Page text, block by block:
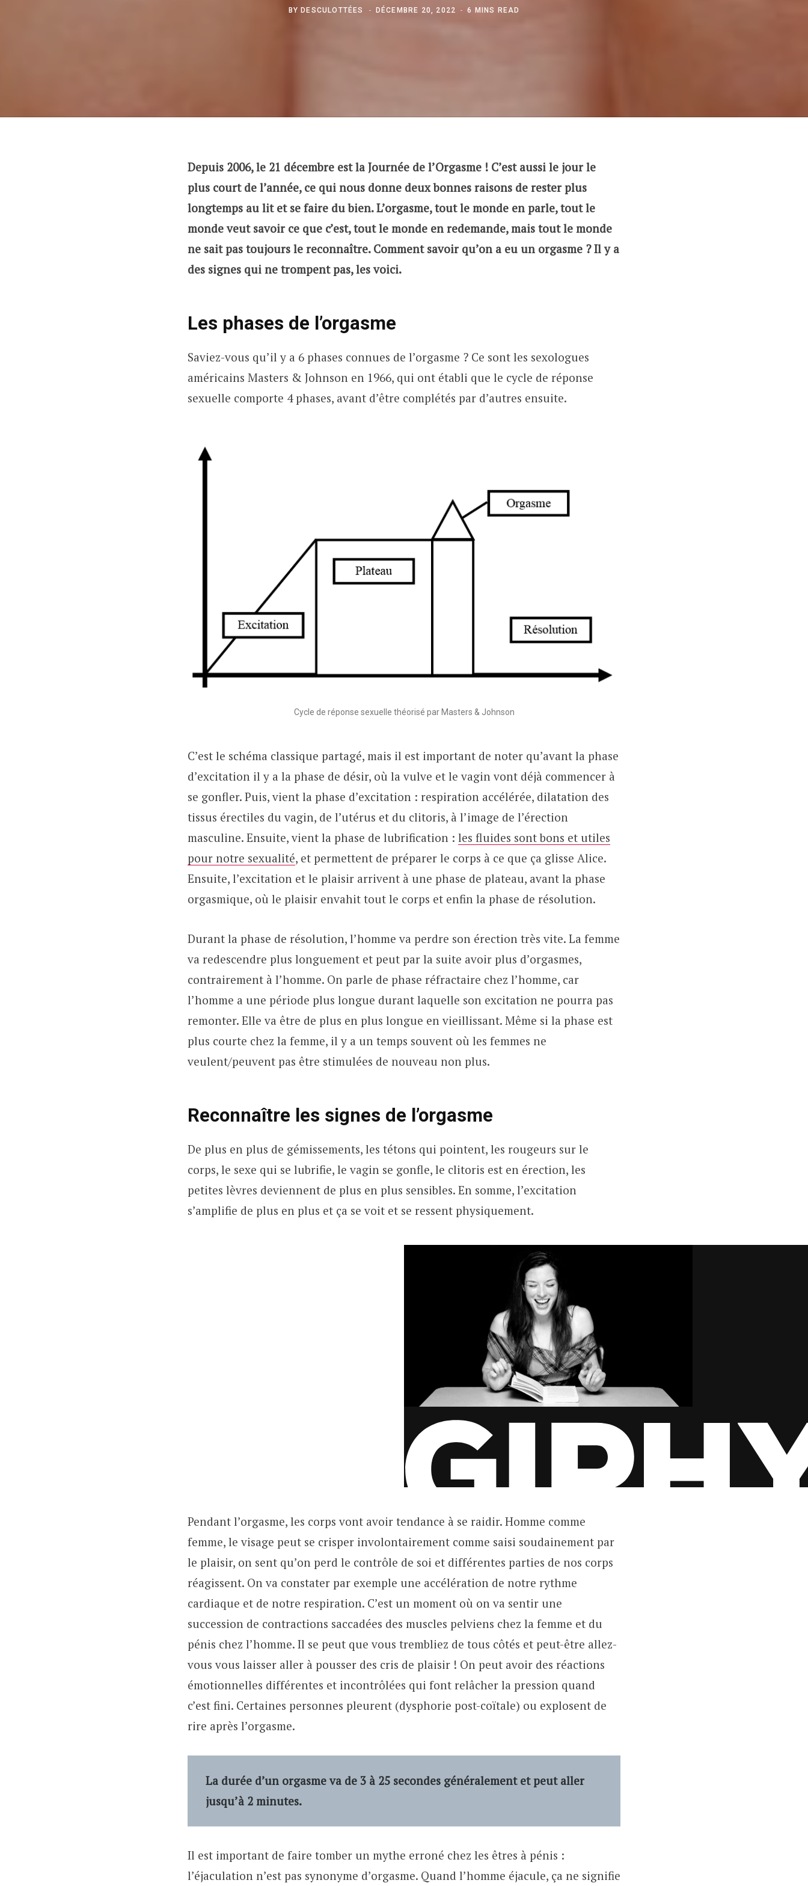
BY DESCULOTTÉES DÉCEMBRE 20, 2022 6 MINS READ
Depuis 2006, le 21 décembre est la Journée de l’Orgasme ! C’est aussi le jour le
plus court de l’année, ce qui nous donne deux bonnes raisons de rester plus
longtemps au lit et se faire du bien. L’orgasme, tout le monde en parle, tout le
monde veut savoir ce que c’est, tout le monde en redemande, mais tout le monde
ne sait pas toujours le reconnaître. Comment savoir qu’on a eu un orgasme ? Il y a
des signes qui ne trompent pas, les voici.
Les phases de l’orgasme
Saviez-vous qu’il y a 6 phases connues de l’orgasme ? Ce sont les sexologues
américains Masters & Johnson en 1966, qui ont établi que le cycle de réponse
sexuelle comporte 4 phases, avant d’être complétés par d’autres ensuite.
Cycle de réponse sexuelle théorisé par Masters & Johnson
C’est le schéma classique partagé, mais il est important de noter qu’avant la phase
d’excitation il y a la phase de désir, où la vulve et le vagin vont déjà commencer à
se gonfler. Puis, vient la phase d’excitation : respiration accélérée, dilatation des
tissus érectiles du vagin, de l’utérus et du clitoris, à l’image de l’érection
masculine. Ensuite, vient la phase de lubrification : les fluides sont bons et utiles
pour notre sexualité, et permettent de préparer le corps à ce que ça glisse Alice.
Ensuite, l’excitation et le plaisir arrivent à une phase de plateau, avant la phase
orgasmique, où le plaisir envahit tout le corps et enfin la phase de résolution.
Durant la phase de résolution, l’homme va perdre son érection très vite. La femme
va redescendre plus longuement et peut par la suite avoir plus d’orgasmes,
contrairement à l’homme. On parle de phase réfractaire chez l’homme, car
l’homme a une période plus longue durant laquelle son excitation ne pourra pas
remonter. Elle va être de plus en plus longue en vieillissant. Même si la phase est
plus courte chez la femme, il y a un temps souvent où les femmes ne
veulent/peuvent pas être stimulées de nouveau non plus.
Reconnaître les signes de l’orgasme
De plus en plus de gémissements, les tétons qui pointent, les rougeurs sur le
corps, le sexe qui se lubrifie, le vagin se gonfle, le clitoris est en érection, les
petites lèvres deviennent de plus en plus sensibles. En somme, l’excitation
s’amplifie de plus en plus et ça se voit et se ressent physiquement.
Pendant l’orgasme, les corps vont avoir tendance à se raidir. Homme comme
femme, le visage peut se crisper involontairement comme saisi soudainement par
le plaisir, on sent qu’on perd le contrôle de soi et différentes parties de nos corps
réagissent. On va constater par exemple une accélération de notre rythme
cardiaque et de notre respiration. C’est un moment où on va sentir une
succession de contractions saccadées des muscles pelviens chez la femme et du
pénis chez l’homme. Il se peut que vous trembliez de tous côtés et peut-être allez-
vous vous laisser aller à pousser des cris de plaisir ! On peut avoir des réactions
émotionnelles différentes et incontrôlées qui font relâcher la pression quand
c’est fini. Certaines personnes pleurent (dysphorie post-coïtale) ou explosent de
rire après l’orgasme.
La durée d’un orgasme va de 3 à 25 secondes généralement et peut aller
jusqu’à 2 minutes.
Il est important de faire tomber un mythe erroné chez les êtres à pénis :
l’éjaculation n’est pas synonyme d’orgasme. Quand l’homme éjacule, ça ne signifie